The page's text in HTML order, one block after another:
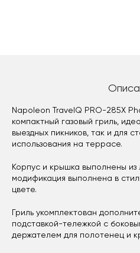
Napoleon TravelQ PRO-285X
компактный газовый гриль,
выездных пикников, так и для
использования на террасе.
Корпус и крышка выполнены
модификация выполнена в
цвете.
Гриль укомплектован
подставкой-тележкой с
держателем для полотенец и